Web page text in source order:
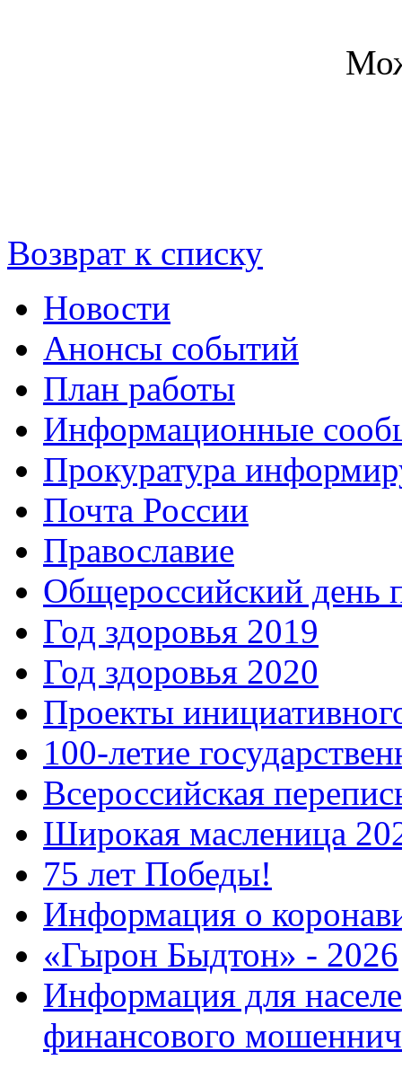
Возврат к списку
Новости
Анонсы событий
План работы
Информационные
Прокуратура
Почта России
Православие
Общероссийский день
Год здоровья 2019
Год здоровья 2020
Проекты
100-летие
Всероссийская
Широкая масленица
75 лет Победы!
Информация о
«Гырон Быдтон» - 2026
Информация для
финансового